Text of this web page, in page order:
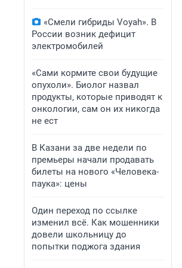
«Смели гибриды Voyah». В
России возник дефицит
электромобилей
«Сами кормите свои будущие
опухоли». Биолог назвал
продукты, которые приводят к
онкологии, сам он их никогда
не ест
В Казани за две недели по
премьеры начали продавать
билеты на нового «Человека-
паука»: цены
Один переход по ссылке
изменил всё. Как мошенники
довели школьницу до
попытки поджога здания